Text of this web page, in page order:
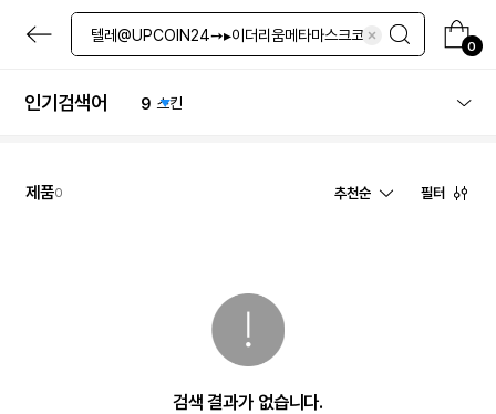
0
인기검색어
5 레티놀
6 선크림
7 파우더
9 스킨
제품0 추천순 필터
검색 결과가 없습니다.